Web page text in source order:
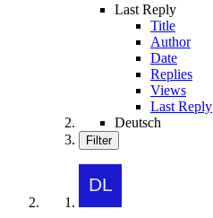
Last Reply
Title
Author
Date
Replies
Views
Last Reply
Deutsch
Filter